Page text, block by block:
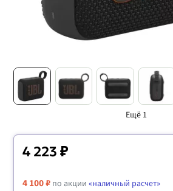
Ещё 1
4 223 ₽
4 100 ₽ по акции«наличный расчет»